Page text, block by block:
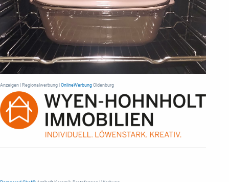
Anzeigen | Regionalwerbung | OnlineWerbung Oldenburg